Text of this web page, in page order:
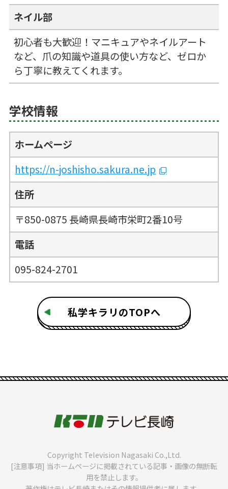
ネイル部
初心者も大歓迎！マニキュアやネイルアート
など、爪の知識や道具の使い方など、ゼロか
ら丁寧に教えてくれます。
学校情報
ホームページ
https://n-joshisho.sakura.ne.jp
住所
〒850-0875 長崎県長崎市栄町2番10号
電話
095-824-2701
私学キラリのTOPへ
Copyright Television Nagasaki Co.,Ltd.
[注意事項] 当ホームページに掲載されている記事・画像の無断転
用を禁止します。